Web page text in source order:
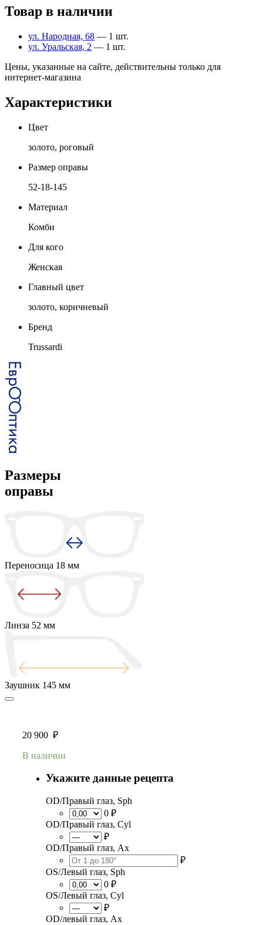
Товар в наличии
ул. Народная, 68 — 1 шт.
ул. Уральская, 2 — 1 шт.
Цены, указанные на сайте, действительны только для
интернет-магазина
Характеристики
Цвет
золото, роговый
Размер оправы
52-18-145
Материал
Комби
Для кого
Женская
Главный цвет
золото, коричневый
Бренд
Trussardi
Размеры
оправы
Переносица 18 мм
Линза 52 мм
Заушник 145 мм
20 900 ₽
В наличии
Укажите данные рецепта
OD/Правый глаз, Sph
0 ₽
OD/Правый глаз, Cyl
₽
OD/Правый глаз, Ax
₽
OS/Левый глаз, Sph
0 ₽
OS/Левый глаз, Cyl
₽
OD/левый глаз, Ax